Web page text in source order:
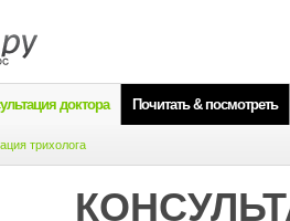
доктора Почитать & посмотреть
трихолога